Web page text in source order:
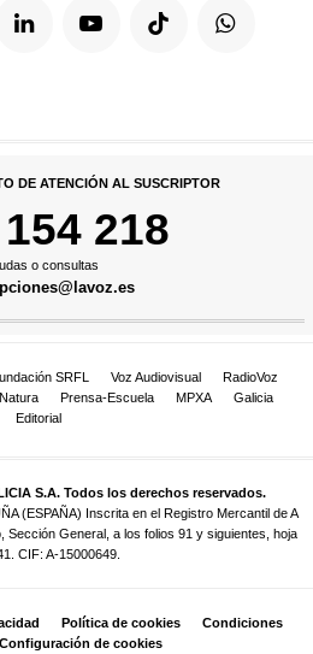
DE ATENCIÓN AL SUSCRIPTOR
218
o consultas
SRFL Voz Audiovisual
RadioVoz
Prensa-Escuela MPXA
Galicia
Editorial
S.A. Todos los derechos reservados.
(ESPAÑA) Inscrita en el Registro Mercantil de A
Sección General, a los folios 91 y siguientes, hoja
CIF: A-15000649.
Política de cookies
Condiciones
Configuración de cookies